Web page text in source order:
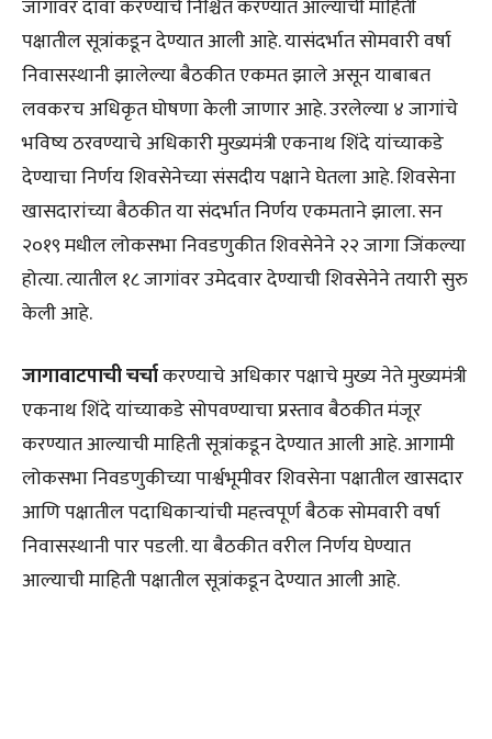
जागांवर दावा करण्याचे निश्चित करण्यात आल्याची माहिती
पक्षातील सूत्रांकडून देण्यात आली आहे. यासंदर्भात सोमवारी वर्षा
निवासस्थानी झालेल्या बैठकीत एकमत झाले असून याबाबत
लवकरच अधिकृत घोषणा केली जाणार आहे. उरलेल्या ४ जागांचे
भविष्य ठरवण्याचे अधिकारी मुख्यमंत्री एकनाथ शिंदे यांच्याकडे
देण्याचा निर्णय शिवसेनेच्या संसदीय पक्षाने घेतला आहे. शिवसेना
खासदारांच्या बैठकीत या संदर्भात निर्णय एकमताने झाला. सन
२०१९ मधील लोकसभा निवडणुकीत शिवसेनेने २२ जागा जिंकल्या
होत्या. त्यातील १८ जागांवर उमेदवार देण्याची शिवसेनेने तयारी सुरु
केली आहे.
जागावाटपाची चर्चाकरण्याचे अधिकार पक्षाचे मुख्य नेते मुख्यमंत्री
एकनाथ शिंदे यांच्याकडे सोपवण्याचा प्रस्ताव बैठकीत मंजूर
करण्यात आल्याची माहिती सूत्रांकडून देण्यात आली आहे. आगामी
लोकसभा निवडणुकीच्या पार्श्वभूमीवर शिवसेना पक्षातील खासदार
आणि पक्षातील पदाधिकाऱ्यांची महत्त्वपूर्ण बैठक सोमवारी वर्षा
निवासस्थानी पार पडली. या बैठकीत वरील निर्णय घेण्यात
आल्याची माहिती पक्षातील सूत्रांकडून देण्यात आली आहे.